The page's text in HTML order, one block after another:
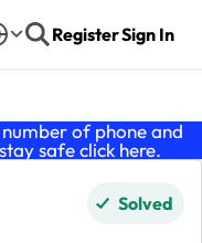
RegisterSign In
of phone and
safe click here.
Solved